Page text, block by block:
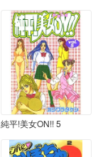
純平!美女ON!! 5